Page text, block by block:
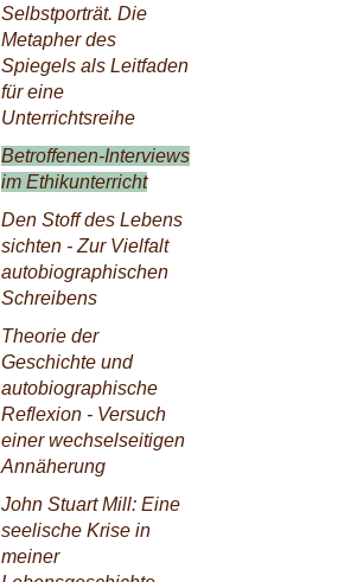
Selbstporträt. Die
Metapher des
Spiegels als Leitfaden
für eine
Unterrichtsreihe
Betroffenen-Interviews
im Ethikunterricht
Den Stoff des Lebens
sichten - Zur Vielfalt
autobiographischen
Schreibens
Theorie der
Geschichte und
autobiographische
Reflexion - Versuch
einer wechselseitigen
Annäherung
John Stuart Mill: Eine
seelische Krise in
meiner